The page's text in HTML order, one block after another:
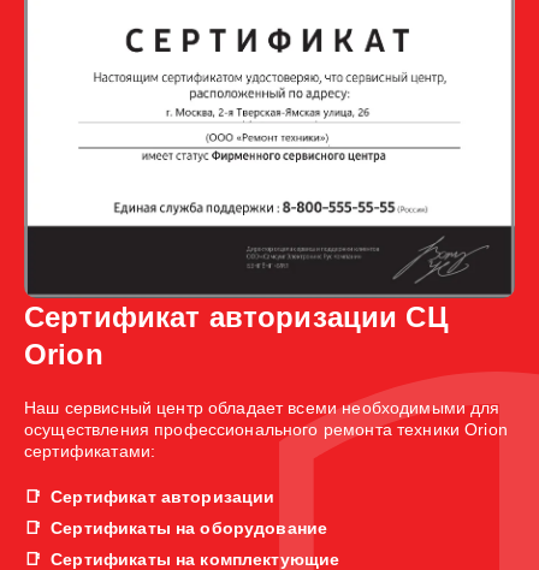
Сертификат авторизации СЦ
Orion
Наш сервисный центр обладает всеми необходимыми для
осуществления профессионального ремонта техники Orion
сертификатами:
Сертификат авторизации
Сертификаты на оборудование
Сертификаты на комплектующие